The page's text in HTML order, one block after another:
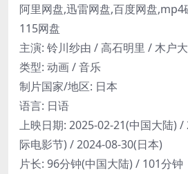
阿里网盘,迅雷网盘,百度网盘
115网盘
主演: 铃川纱由 / 高石明里 / 木户
类型: 动画 / 音乐
制片国家/地区: 日本
语言: 日语
上映日期: 2025-02-21(中国大陆) /
际电影节) / 2024-08-30(日本)
片长: 96分钟(中国大陆) / 101分钟